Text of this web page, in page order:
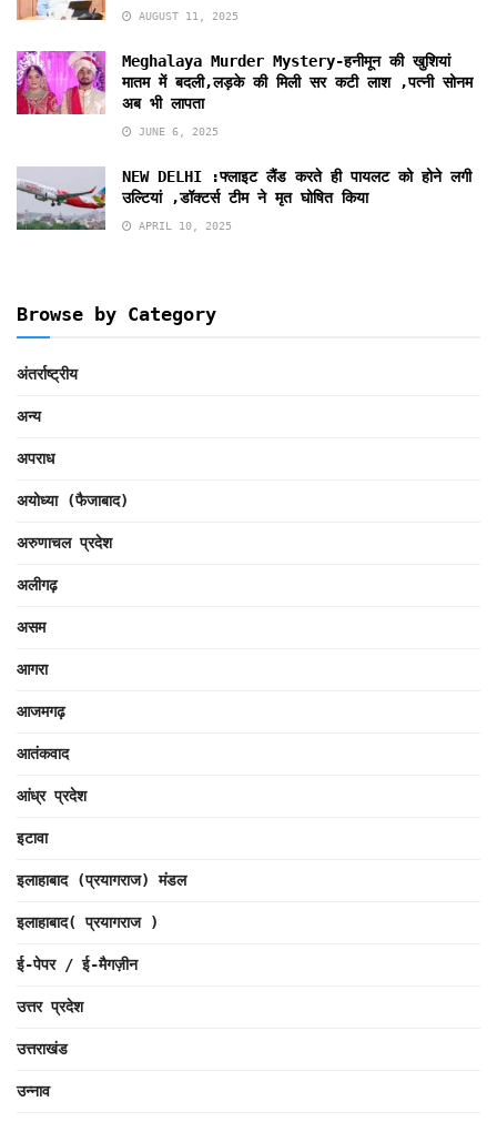
AUGUST 11, 2025
Meghalaya Murder Mystery-हनीमून की खुशियां
मातम में बदली,लड़के की मिली सर कटी लाश ,पत्नी सोनम
अब भी लापता
JUNE 6, 2025
NEW DELHI :फ्लाइट लैंड करते ही पायलट को होने लगी
उल्टियां ,डॉक्टर्स टीम ने मृत घोषित किया
APRIL 10, 2025
Browse by Category
अंतर्राष्ट्रीय
अन्य
अपराध
अयोध्या (फैजाबाद)
अरुणाचल प्रदेश
अलीगढ़
असम
आगरा
आजमगढ़
आतंकवाद
आंध्र प्रदेश
इटावा
इलाहाबाद (प्रयागराज) मंडल
इलाहाबाद( प्रयागराज )
ई-पेपर / ई-मैगज़ीन
उत्तर प्रदेश
उत्तराखंड
उन्नाव